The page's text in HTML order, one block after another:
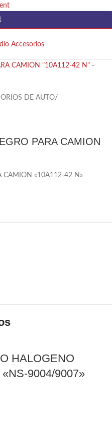
DE AUTO/
PARA CAMION
CAMION «10A112-42 N»
HALOGENO
9004/9007»